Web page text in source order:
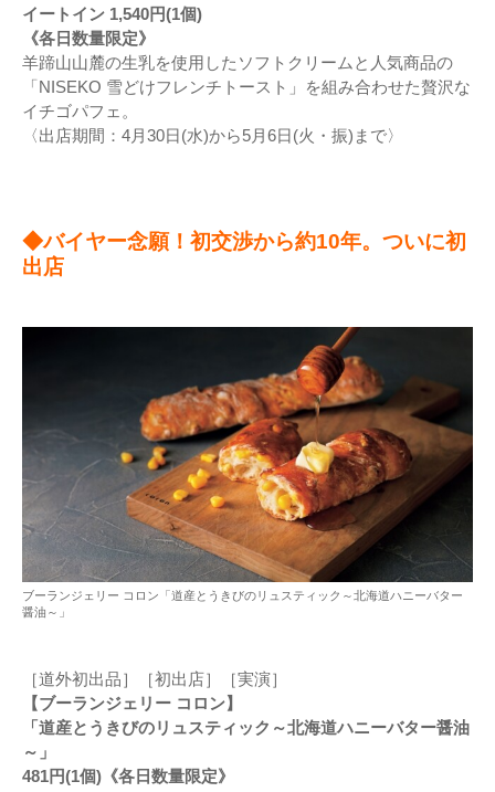
イートイン 1,540円(1個)
《各日数量限定》
羊蹄山山麓の生乳を使用したソフトクリームと人気商品の
「NISEKO 雪どけフレンチトースト」を組み合わせた贅沢な
イチゴパフェ。
〈出店期間：4月30日(水)から5月6日(火・振)まで〉
◆バイヤー念願！初交渉から約10年。ついに初
出店
ブーランジェリー コロン「道産とうきびのリュスティック～北海道ハニーバター
醤油～」
［道外初出品］［初出店］［実演］
【ブーランジェリー コロン】
「道産とうきびのリュスティック～北海道ハニーバター醤油
～」
481円(1個)《各日数量限定》